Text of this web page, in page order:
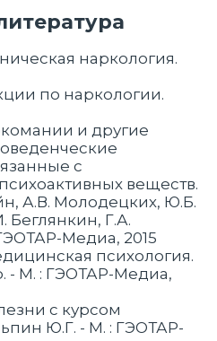
наркология.
по наркологии.
и другие
с
веществ.
А.В. Молодецких, Ю.Б.
Г.А.
Медиа, 2015
психология.
- М. : ГЭОТАР-Медиа,
с курсом
Ю.Г. - М. : ГЭОТАР-